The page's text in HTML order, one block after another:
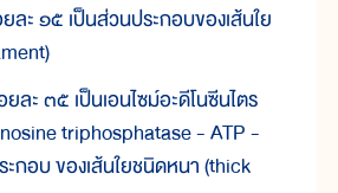
ละ ๑๕ เป็นส่วนประกอบของเส้นใย
ยละ ๓๕ เป็นเอนไซม์อะดีโนซีนไตร
triphosphatase - ATP -
ะกอบ ของเส้นใยชนิดหนา (thick